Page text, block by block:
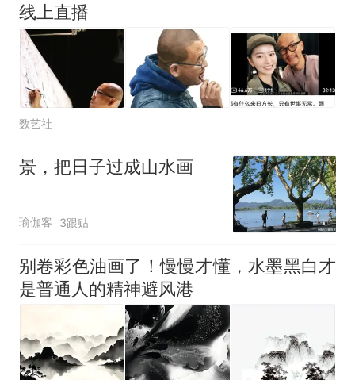
线上直播
数艺社
景，把日子过成山水画
瑜伽客 3跟贴
别卷彩色油画了！慢慢才懂，水墨黑白才
是普通人的精神避风港